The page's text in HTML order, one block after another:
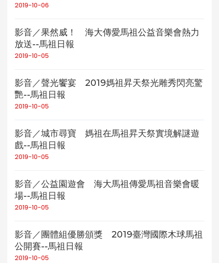
2019-10-06
影音／果然威！ 海大傳愛馬祖公益音樂會熱力
放送--馬祖日報
2019-10-05
影音／聲光饗宴 2019媽祖昇天祭光雕秀閃亮驚
艷--馬祖日報
2019-10-05
影音／城市尋寶 媽祖在馬祖昇天祭實境解謎遊
戲--馬祖日報
2019-10-05
影音／公益園遊會 海大馬祖傳愛馬祖音樂會暖
場--馬祖日報
2019-10-05
影音／團體組優勝頒獎 2019臺灣國際木球馬祖
公開賽--馬祖日報
2019-10-05